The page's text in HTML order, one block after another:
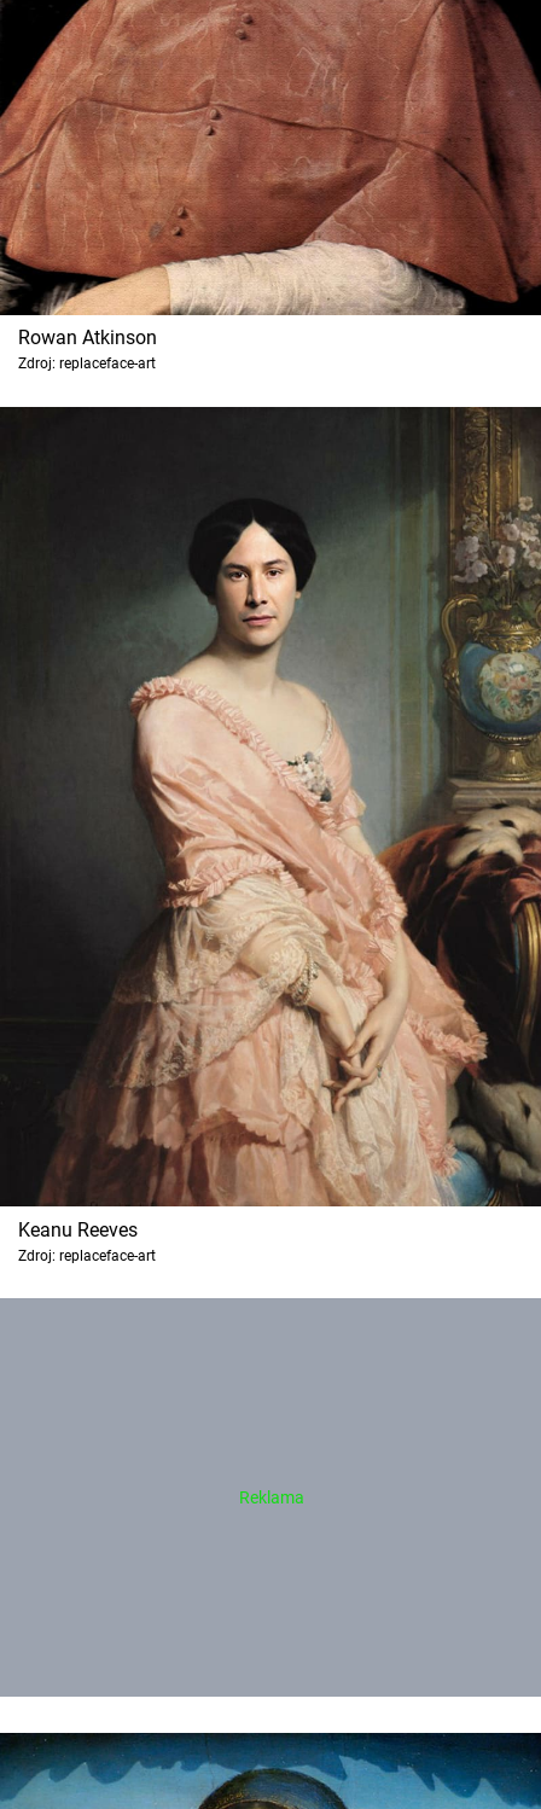
Cool Esport
Pořady
TV Program
Sledujte prima+
Přihlášení
Sledujte nás
Rowan Atkinson
Zdroj: replaceface-art
Keanu Reeves
Zdroj: replaceface-art